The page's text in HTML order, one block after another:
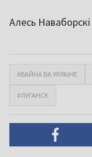
Алесь Наваборскі
#ВАЙНА ВА УКРАІНЕ
#ЛУГАНСК